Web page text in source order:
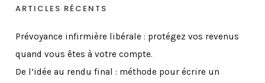
ARTICLES RÉCENTS
Prévoyance infirmière libérale : protégez vos revenus
quand vous êtes à votre compte.
De l’idée au rendu final : méthode pour écrire un